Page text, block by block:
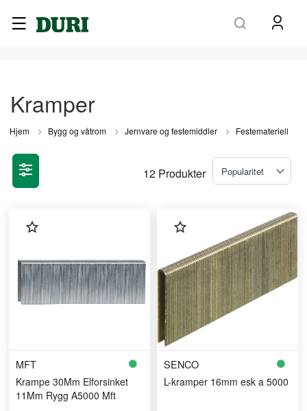
Kramper
Hjem Bygg og våtrom Jernvare og festemiddler Festemateriell
12 Produkter
MFT
Krampe 30Mm Elforsinket
11Mm Rygg A5000 Mft
SENCO
L-kramper 16mm esk a 5000